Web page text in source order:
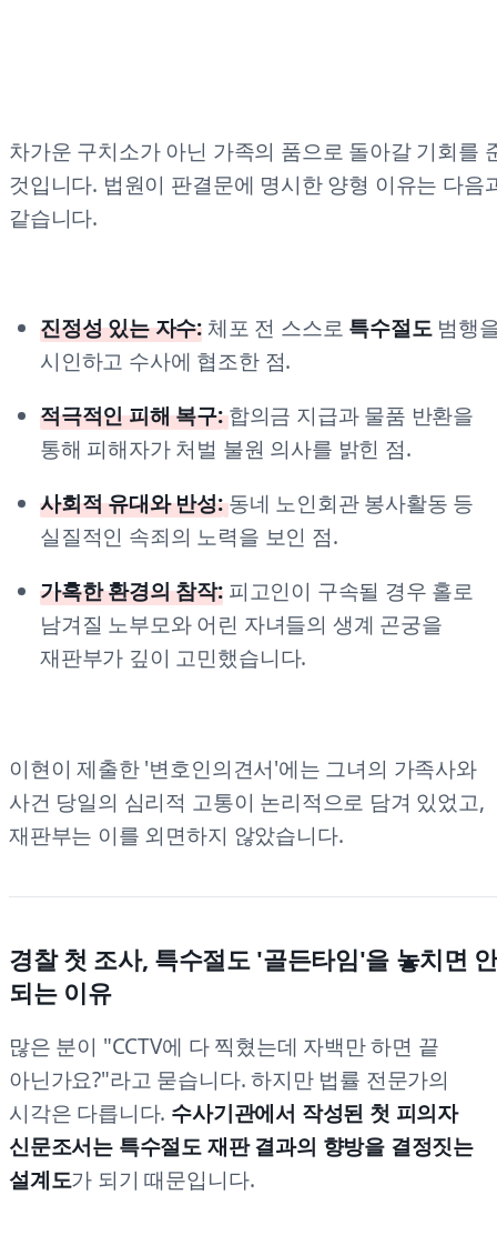
차가운 구치소가 아닌 가족의 품으로 돌아갈 기회를
것입니다. 법원이 판결문에 명시한 양형 이유는 다음
같습니다.
진정성 있는 자수: 체포 전 스스로 특수절도범행
시인하고 수사에 협조한 점.
적극적인 피해 복구:합의금 지급과 물품 반환을
통해 피해자가 처벌 불원 의사를 밝힌 점.
사회적 유대와 반성:동네 노인회관 봉사활동 등
실질적인 속죄의 노력을 보인 점.
가혹한 환경의 참작:피고인이 구속될 경우 홀로
남겨질 노부모와 어린 자녀들의 생계 곤궁을
재판부가 깊이 고민했습니다.
이현이 제출한 '변호인의견서'에는 그녀의 가족사와
사건 당일의 심리적 고통이 논리적으로 담겨 있었고,
재판부는 이를 외면하지 않았습니다.
경찰 첫 조사, 특수절도 '골든타임'을 놓치면
되는 이유
많은 분이 "CCTV에 다 찍혔는데 자백만 하면 끝
아닌가요?"라고 묻습니다. 하지만 법률 전문가의
시각은 다릅니다. 수사기관에서 작성된 첫 피의자
신문조서는 특수절도 재판 결과의 향방을 결정짓는
설계도가 되기 때문입니다.